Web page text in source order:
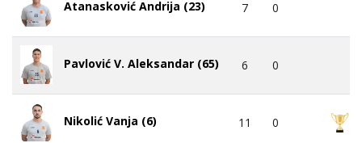
Atanasković Andrija (23) 7 0
Pavlović V. Aleksandar (65) 6 0
Nikolić Vanja (6) 11 0